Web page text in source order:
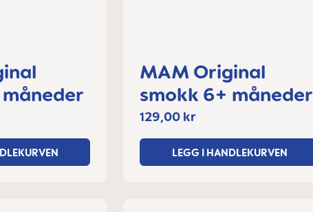
MAM Original
smokk 6+ måneder
129,00 kr
LEGG I HANDLEKURVEN